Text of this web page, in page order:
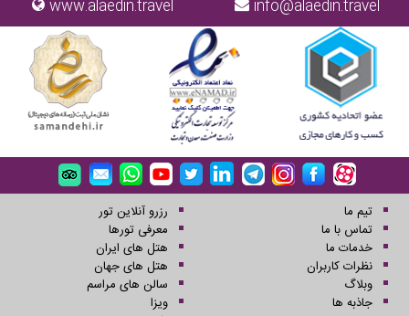
info@alaedin.travel
www.alaedin.travel
تیم ما
تماس با ما
خدمات ما
نظرات کاربران
وبلاگ
جاذبه ها
رزرو آنلاین تور
معرفی تورها
هتل های ایران
هتل های جهان
سالن های مراسم
ویزا